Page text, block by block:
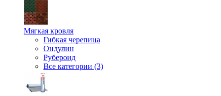
Мягкая кровля
Гибкая черепица
Ондулин
Рубероид
Все категории (3)